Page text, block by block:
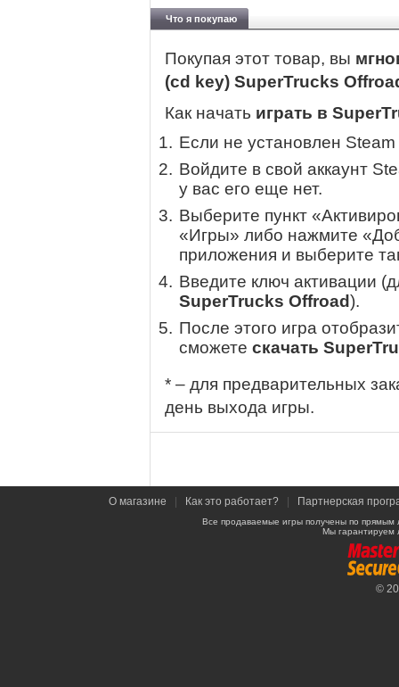
Что я покупаю
Покупая этот товар, вы
(cd key) SuperTrucks
Как начать играть в
Если не установлен
Войдите в свой аккаунт
у вас его еще нет.
Выберите пункт
«Игры» либо нажмите
приложения и выберите
Введите ключ активации
SuperTrucks Offroad).
После этого игра
сможете скачать
* – для предварительных
день выхода игры.
О магазине Как это работает? Партнерская
Все продаваемые игры получены по
Мы гарантируем
©